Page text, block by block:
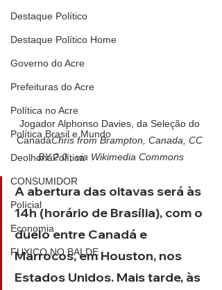
Destaque Político
Destaque Político Home
Governo do Acre
Prefeituras do Acre
Política no Acre
Política Brasil e Mundo
DeolhonaPolítica
CONSUMIDOR
Polícial
Economia
FUXICO NO BALDE
Jogador Alphonso Davies, da Seleção do
CanadáChris from Brampton, Canada, CC
BY 2.0 , via Wikimedia Commons
A abertura das oitavas será às
14h (horário de Brasília), com o
duelo entre Canadá e
Marrocos, em Houston, nos
Estados Unidos. Mais tarde, às